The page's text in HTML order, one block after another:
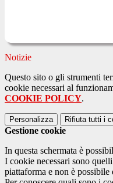
Notizie
Questo sito o gli strumenti
cookie necessari al
COOKIE POLICY.
Personalizza Rifiuta tutti i
Gestione cookie
In questa schermata è
I cookie necessari sono
piattaforma e non è